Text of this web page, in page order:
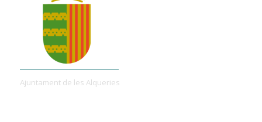
Ajuntament de les Alqueries